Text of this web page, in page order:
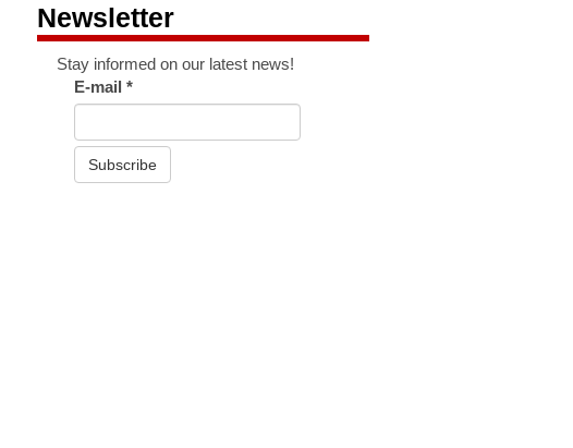
Newsletter
Stay informed on our latest news!
E-mail*
Subscribe